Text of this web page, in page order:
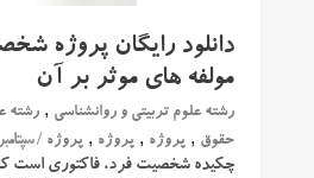
دانلود رایگان پروژه
مولفه های موثر بر آن
رشته علوم تربیتی و روانشناسی ,رشته
حقوق , پروژه , پروژه , پروژه / سپتامبر 21, 2024
چکیده شخصیت فرد، فاکتوری است